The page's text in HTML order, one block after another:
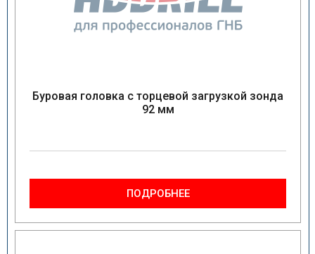
Буровая головка с торцевой загрузкой зонда
92 мм
ПОДРОБНЕЕ